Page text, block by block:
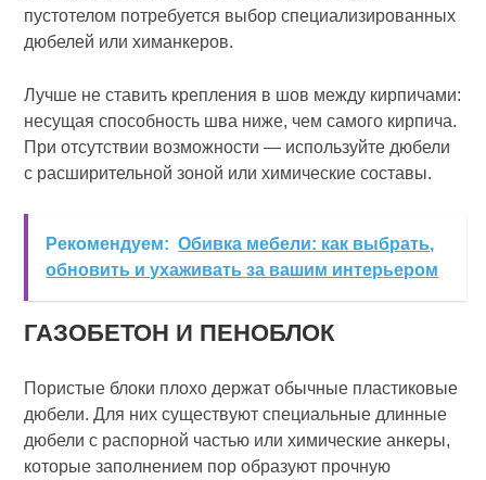
пустотелом потребуется выбор специализированных
дюбелей или химанкеров.
Лучше не ставить крепления в шов между кирпичами:
несущая способность шва ниже, чем самого кирпича.
При отсутствии возможности — используйте дюбели
с расширительной зоной или химические составы.
Рекомендуем: Обивка мебели: как выбрать,
обновить и ухаживать за вашим интерьером
ГАЗОБЕТОН И ПЕНОБЛОК
Пористые блоки плохо держат обычные пластиковые
дюбели. Для них существуют специальные длинные
дюбели с распорной частью или химические анкеры,
которые заполнением пор образуют прочную